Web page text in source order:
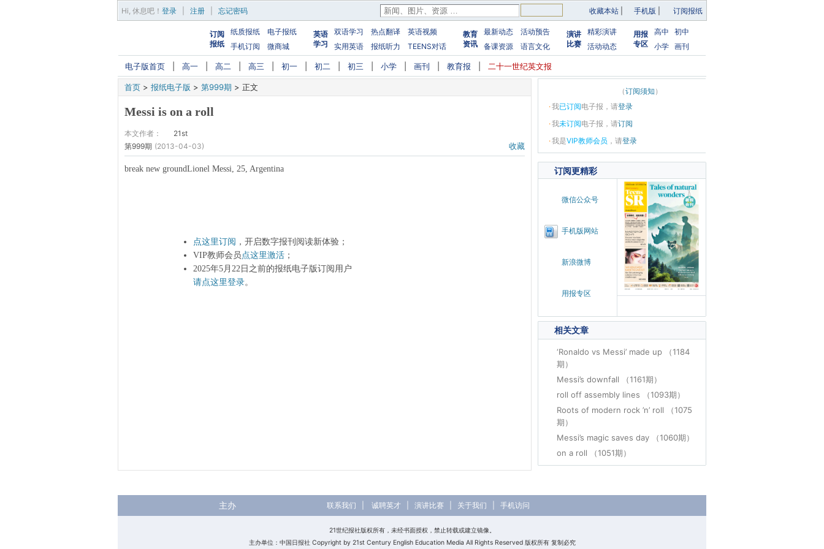
Hi, 休息吧 ！ 登录 注册 忘记密码 收藏本站 手机版 订阅报纸
订阅
报纸
纸质报纸
电子报纸
手机订阅
微商城
英语
学习
双语学习 热点翻译
英语视频
实用英语
报纸听力 TEENS对话
教育
资讯
最新动态
活动预告
备课资源
语言文化
演讲
比赛
精彩演讲
活动动态
用报
专区
高中
初中
小学 画刊
电子版首页 高一 高二 高三 初一 初二 初三 小学 画刊 教育报 二十一世纪英文报
首页 > 报纸电子版 > 第999期 > 正文
Messi is on a roll
本文作者：
21st
第999期 (2013-04-03) 收藏
break new groundLionel Messi, 25, Argentina
点这里订阅 ，开启数字报刊阅读新体验；
VIP教师会员点这里激活 ；
2025年5月22日之前的报纸电子版订阅用户
请点这里登录。
（订阅须知 ）
·我已订阅电子报，请登录
·我未订阅电子报，请订阅
·我是VIP教师会员 ，请登录
订阅更精彩
微信公众号
手机版网站
新浪微博
用报专区
相关文章
‘Ronaldo vs Messi’ made up （1184
期）
Messi’s downfall （1161期）
roll off assembly lines （1093期）
Roots of modern rock ’n’ roll （1075
期）
Messi’s magic saves day （1060期）
on a roll （1051期）
主办 联系我们 诚聘英才| 演讲比赛| 关于我们 手机访问
21世纪报社版权所有，未经书面授权，禁止转载或建立镜像。
主办单位：中国日报社 Copyright by 21st Century English Education Media All Rights Reserved 版权所有 复制必究